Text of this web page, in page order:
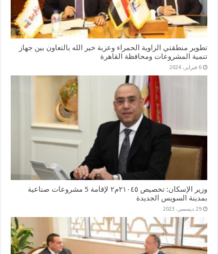
تطوير منطقتي الزاوية الحمراء وعزبة خير الله بالتعاون بين جهاز
تنمية المشروعات ومحافظة القاهرة
6 فبراير، 2024
وزير الإسكان: تخصيص ٢١٠٤٥م٢ لإقامة 5 مشروعات صناعية
بمدينة السويس الجديدة
29 ديسمبر، 2023